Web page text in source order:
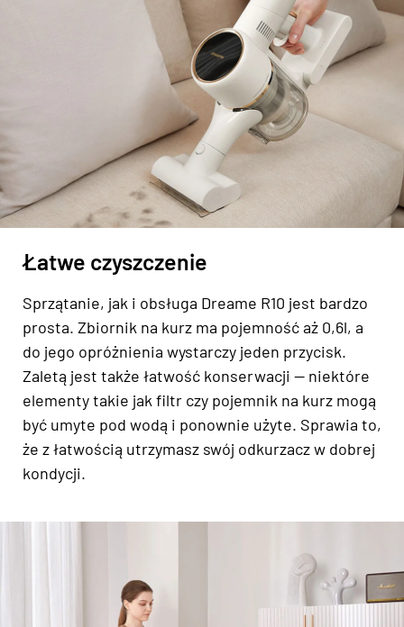
Łatwe czyszczenie
Sprzątanie, jak i obsługa Dreame R10 jest bardzo
prosta. Zbiornik na kurz ma pojemność aż 0,6l, a
do jego opróżnienia wystarczy jeden przycisk.
Zaletą jest także łatwość konserwacji — niektóre
elementy takie jak filtr czy pojemnik na kurz mogą
być umyte pod wodą i ponownie użyte. Sprawia to,
że z łatwością utrzymasz swój odkurzacz w dobrej
kondycji.